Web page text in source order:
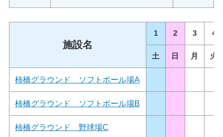
施設名
1 2 3 4
土 日 月 火
柿橋グラウンド ソフトボール場A
柿橋グラウンド ソフトボール場B
柿橋グラウンド 野球場C